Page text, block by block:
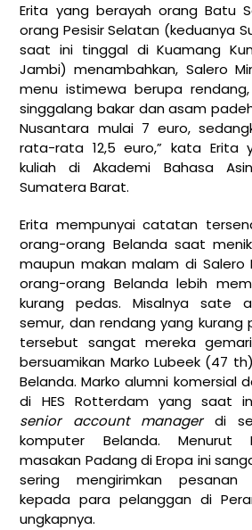
Erita yang berayah orang Batu
orang Pesisir Selatan (keduanya
saat ini tinggal di Kuamang
Jambi) menambahkan, Salero
menu istimewa berupa
singgalang bakar dan asam
Nusantara mulai 7 euro,
rata-rata 12,5 euro,” kata Erita
kuliah di Akademi Bahasa
Sumatera Barat.
Erita mempunyai catatan
orang-orang Belanda saat
maupun makan malam di Salero
orang-orang Belanda lebih
kurang pedas. Misalnya sate
semur, dan rendang yang kurang
tersebut sangat mereka
bersuamikan Marko Lubeek (47
Belanda. Marko alumni komersial
di HES Rotterdam yang saat
senior account managerdi
komputer Belanda. Menurut
masakan Padang di Eropa ini
sering mengirimkan pesanan
kepada para pelanggan di
ungkapnya.